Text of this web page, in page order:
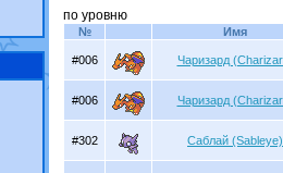
по уровню
№ Имя
#006 Чаризард
#006 Чаризард
#302 Саблай (Sableye)